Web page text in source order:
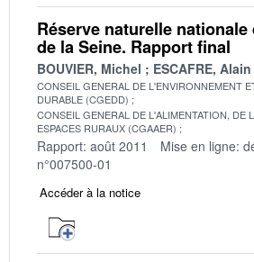
Réserve naturelle
de la Seine. Rapport final
BOUVIER, Michel ESCAFRE, Alain
CONSEIL GENERAL DE L'ENVIRONNEMENT
DURABLE (CGEDD)
CONSEIL GENERAL DE L'ALIMENTATION, DE
ESPACES RURAUX (CGAAER)
Rapport: août 2011 Mise en ligne:
n°007500-01
Accéder à la notice